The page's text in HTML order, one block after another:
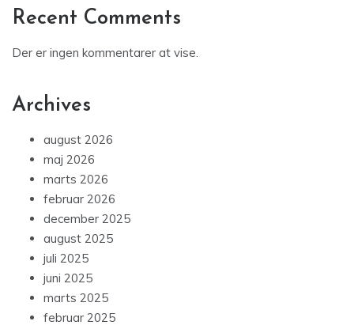
Recent Comments
Der er ingen kommentarer at vise.
Archives
august 2026
maj 2026
marts 2026
februar 2026
december 2025
august 2025
juli 2025
juni 2025
marts 2025
februar 2025